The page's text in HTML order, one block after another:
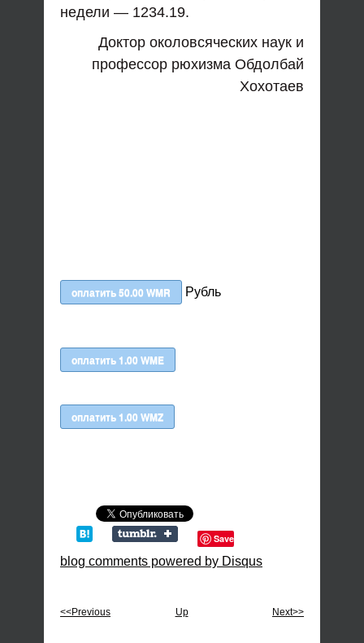
недели — 1234.19.
Доктор околовсяческих наук и
профессор рюхизма Обдолбай
Хохотаев
Рубль
Save
blog comments powered by Disqus
<<Previous Up Next>>